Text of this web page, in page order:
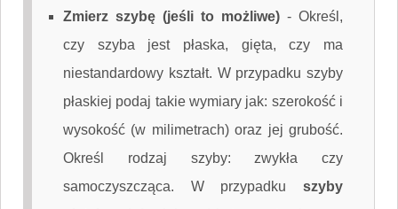
Zmierz szybę (jeśli to możliwe) - Określ,
czy szyba jest płaska, gięta, czy ma
niestandardowy kształt. W przypadku szyby
płaskiej podaj takie wymiary jak: szerokość i
wysokość (w milimetrach) oraz jej grubość.
Określ rodzaj szyby: zwykła czy
samoczyszcząca. W przypadku szyby